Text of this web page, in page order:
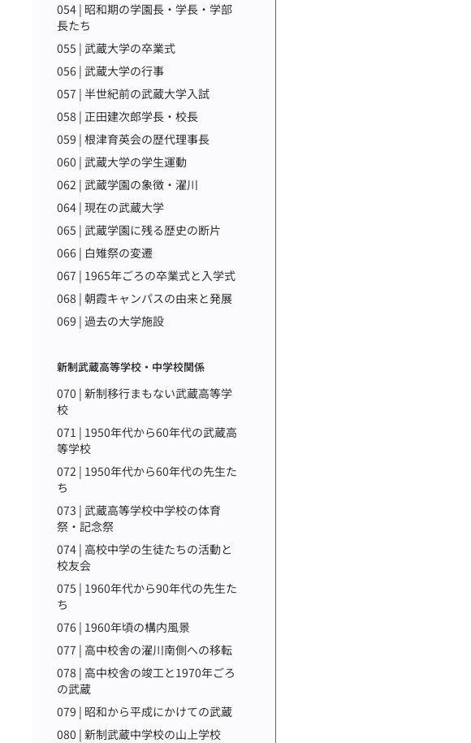
054 | 昭和期の学園長・学長・学部
長たち
055 | 武蔵大学の卒業式
056 | 武蔵大学の行事
057 | 半世紀前の武蔵大学入試
058 | 正田建次郎学長・校長
059 | 根津育英会の歴代理事長
060 | 武蔵大学の学生運動
062 | 武蔵学園の象徴・濯川
064 | 現在の武蔵大学
065 | 武蔵学園に残る歴史の断片
066 | 白雉祭の変遷
067 | 1965年ごろの卒業式と入学式
068 | 朝霞キャンパスの由来と発展
069 | 過去の大学施設
新制武蔵高等学校・中学校関係
070 | 新制移行まもない武蔵高等学
校
071 | 1950年代から60年代の武蔵高
等学校
072 | 1950年代から60年代の先生た
ち
073 | 武蔵高等学校中学校の体育
祭・記念祭
074 | 高校中学の生徒たちの活動と
校友会
075 | 1960年代から90年代の先生た
ち
076 | 1960年頃の構内風景
077 | 高中校舎の濯川南側への移転
078 | 高中校舎の竣工と1970年ごろ
の武蔵
079 | 昭和から平成にかけての武蔵
080 | 新制武蔵中学校の山上学校